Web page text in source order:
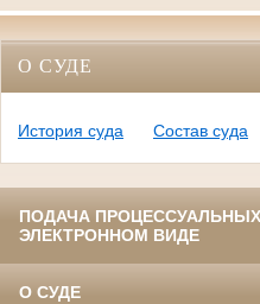
О СУДЕ
История суда Состав суда
ПОДАЧА
ЭЛЕКТРОННОМ ВИДЕ
О СУДЕ